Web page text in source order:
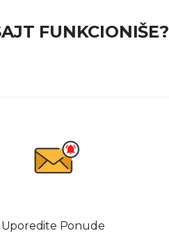
FUNKCIONIŠE?
Uporedite Ponude